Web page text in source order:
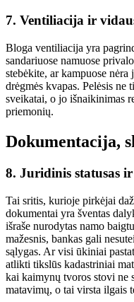
7. Ventiliacija ir
Bloga ventiliacija yra
sandariuose namuose
stebėkite, ar kampuose
drėgmės kvapas. Pelėsis ne
sveikatai, o jo išnaikinimas
priemonių.
Dokumentacija,
8. Juridinis statusas
Tai sritis, kurioje pirkėjai
dokumentai yra šventas
išraše nurodytas namo
mažesnis, bankas gali
sąlygas. Ar visi ūkiniai
atlikti tikslūs kadastriniai
kai kaimynų tvoros stovi ne
matavimų, o tai virsta ilgais